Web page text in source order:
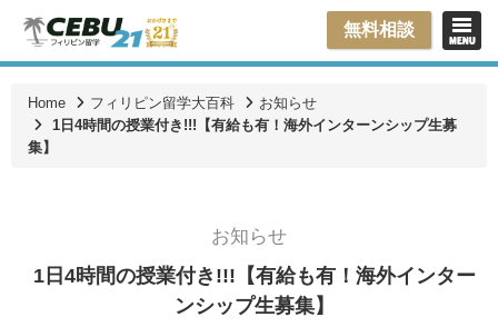
無料相談
Home フィリピン留学大百科
お知らせ
1日4時間の授業付き!!!【有給も有！海外インターンシップ生募
集】
お知らせ
1日4時間の授業付き!!!【有給も有！海外インター
ンシップ生募集】